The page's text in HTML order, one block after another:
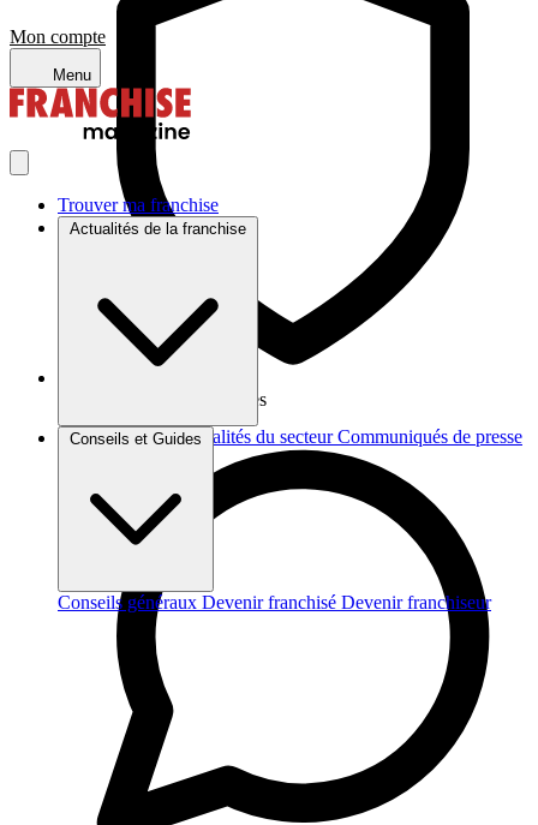
Mon compte
Menu
Trouver ma franchise
Actualités de la franchise
Brèves et actus Actualités du secteur Communiqués de presse
Conseils et Guides
Conseils généraux Devenir franchisé Devenir franchiseur
Vos données sont protégées